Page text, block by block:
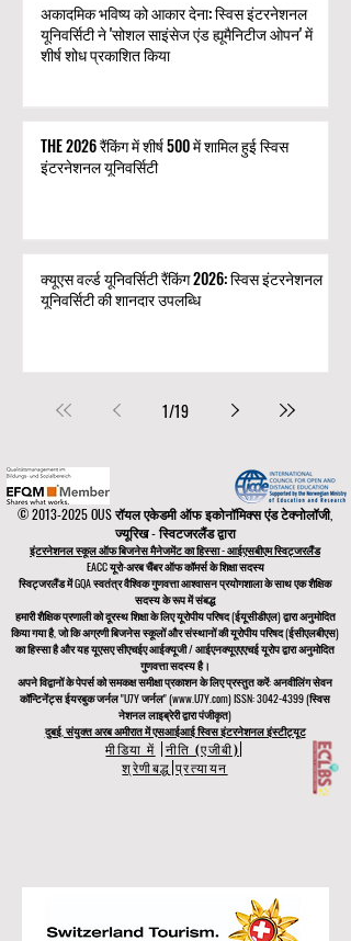
अकादमिक भविष्य को आकार देना: स्विस इंटरनेशनल
यूनिवर्सिटी ने 'सोशल साइंसेज एंड ह्यूमैनिटीज ओपन' में
शीर्ष शोध प्रकाशित किया
THE 2026 रैंकिंग में शीर्ष 500 में शामिल हुई स्विस
इंटरनेशनल यूनिवर्सिटी
क्यूएस वर्ल्ड यूनिवर्सिटी रैंकिंग 2026: स्विस इंटरनेशनल
यूनिवर्सिटी की शानदार उपलब्धि
1/19
©2013-2025OUS रॉयल एकेडमी ऑफ इकोनॉमिक्स एंड टेक्नोलॉजी,
ज्यूरिख - स्विटजरलैंड द्वारा
इंटरनेशनल स्कूल ऑफ बिजनेस मैनेजमेंट का हिस्सा - आईएसबीएम स्विट्जरलैंड
EACC यूरो-अरब चैंबर ऑफ कॉमर्स के शिक्षा सदस्य
स्विट्जरलैंड मेंGQA स्वतंत्र वैश्विक गुणवत्ता आश्वासन प्रयोगशाला के साथ एक शैक्षिक
सदस्य के रूप में संबद्ध
हमारी शैक्षिक प्रणाली कोदूरस्थ शिक्षा के लिए यूरोपीय परिषद(ईयूसीडीएल)द्वारा अनुमोदित
किया गया है, जो किअग्रणी बिजनेस स्कूलों और संस्थानों की यूरोपीय परिषद (ईसीएलबीएस)
का हिस्सा है और यह यूएसए सीएचईए आईक्यूजी / आईएनक्यूएएएचई यूरोप द्वारा अनुमोदित
गुणवत्ता सदस्य है।
अपने विद्वानों के पेपर्स को समकक्ष समीक्षा प्रकाशन के लिए प्रस्तुत करें: अनवीलिंग सेवन
कॉन्टिनेंट्स ईयरबुक जर्नल "U7Y जर्नल" (www.U7Y.com) ISSN: 3042-4399 (स्विस
नेशनल लाइब्रेरी द्वारा पंजीकृत)
दुबई, संयुक्त अरब अमीरात में एसआईआई स्विस इंटरनेशनल इंस्टीट्यूट
मीडिया में नीति (एजीबी)
श्रेणीबद्ध प्रत्यायन